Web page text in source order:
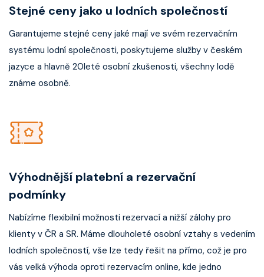
Stejné ceny jako u lodních společností
Garantujeme stejné ceny jaké mají ve svém rezervačním
systému lodní společnosti, poskytujeme služby v českém
jazyce a hlavně 20leté osobní zkušenosti, všechny lodě
známe osobně.
Výhodnější platební a rezervační
podmínky
Nabízíme flexibilní možnosti rezervací a nižší zálohy pro
klienty v ČR a SR. Máme dlouholeté osobní vztahy s vedením
lodních společností, vše lze tedy řešit na přímo, což je pro
vás velká výhoda oproti rezervacím online, kde jedno